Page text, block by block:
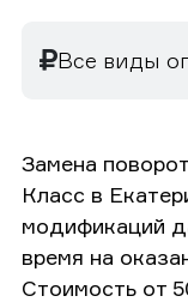
Все виды
Замена
Класс в
модификаций
время на
Стоимость от